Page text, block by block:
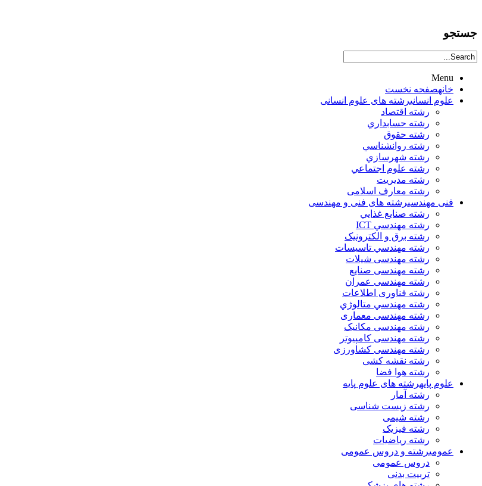
جستجو
Menu
خانهصفحه نخست
علوم انسانيرشته های علوم انسانی
رشته اقتصاد
رشته حسابداري
رشته حقوق
رشته روانشناسي
رشته شهرسازي
رشته علوم اجتماعي
رشته مديريت
رشته معارف اسلامی
فنی مهندسیرشته های فنی و مهندسی
رشته صنايع غذايي
رشته مهندسي ICT
رشته برق و الکترونيک
رشته مهندسي تاسيسات
رشته مهندسی شیلات
رشته مهندسی صنایع
رشته مهندسی عمران
رشته فناوری اطلاعات
رشته مهندسي متالوژي
رشته مهندسی معماری
رشته مهندسی مکانیک
رشته مهندسی کامپیوتر
رشته مهندسی کشاورزی
رشته نقشه کشی
رشته هوا فضا
علوم پایهرشته های علوم پایه
رشته آمار
رشته زیست شناسی
رشته شیمی
رشته فیزیک
رشته ریاضیات
عمومیرشته و دروس عمومی
دروس عمومی
تربیت بدنی